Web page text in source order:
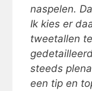
naspelen.
Ik kies er
tweetallen
steeds
een tip en